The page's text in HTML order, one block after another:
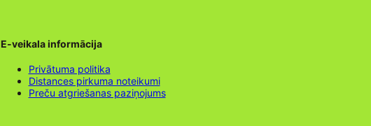
E-veikala informācija
Privātuma politika
Distances pirkuma noteikumi
Preču atgriešanas paziņojums